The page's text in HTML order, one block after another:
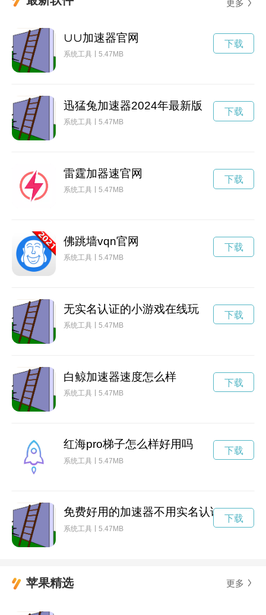
更多
∪∪加速器官网
系统工具 5.47MB
下载
迅猛兔加速器2024年最新版
系统工具 5.47MB
下载
雷霆加器速官网
系统工具 5.47MB
下载
佛跳墙vqn官网
系统工具 5.47MB
下载
无实名认证的小游戏在线玩
系统工具 5.47MB
下载
白鲸加速器速度怎么样
系统工具 5.47MB
下载
红海pro梯子怎么样好用吗
系统工具 5.47MB
下载
免费好用的加速器不用实名认证
系统工具 5.47MB
下载
苹果精选 更多